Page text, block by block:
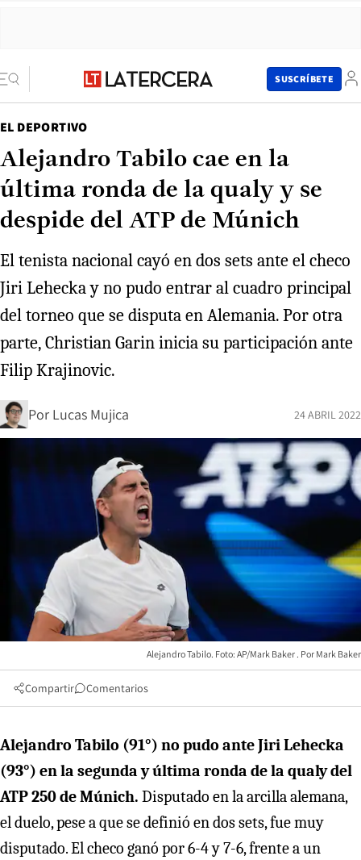
SUSCRÍBETE
EL DEPORTIVO
Alejandro Tabilo cae en la
última ronda de la qualy y se
despide del ATP de Múnich
El tenista nacional cayó en dos sets ante el checo
Jiri Lehecka y no pudo entrar al cuadro principal
del torneo que se disputa en Alemania. Por otra
parte, Christian Garin inicia su participación ante
Filip Krajinovic.
Por Lucas Mujica 24 ABRIL 2022
Alejandro Tabilo. Foto: AP/Mark Baker Mark Baker
Compartir Comentarios
Alejandro Tabilo (91°) no pudo ante Jiri Lehecka
(93°) en la segunda y última ronda de la qualy del
ATP 250 de Múnich. Disputado en la arcilla alemana,
el duelo, pese a que se definió en dos sets, fue muy
disputado. El checo ganó por 6-4 y 7-6, frente a un